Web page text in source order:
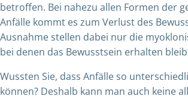
betroffen. Bei nahezu allen Formen der
Anfälle kommt es zum Verlust des
Ausnahme stellen dabei nur die
bei denen das Bewusstsein erhalten
Wussten Sie, dass Anfälle so
können? Deshalb kann man auch keine